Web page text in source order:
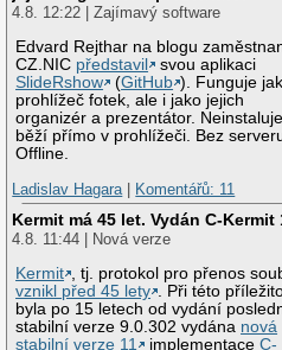
4.8. 12:22 | Zajímavý software
Edvard Rejthar na blogu
CZ.NIC představil
svou aplikaci
SlideRshow
(GitHub ). Funguje
prohlížeč fotek, ale i jako jejich
organizér a prezentátor.
běží přímo v prohlížeči. Bez
Offline.
Ladislav Hagara | Komentářů: 11
Kermit má 45 let. Vydán C-Kermit
4.8. 11:44 | Nová verze
Kermit , tj. protokol pro přenos
vznikl před 45 lety . Při této
byla po 15 letech od vydání
stabilní verze 9.0.302 vydána nová
stabilní verze 11
implementaceC-